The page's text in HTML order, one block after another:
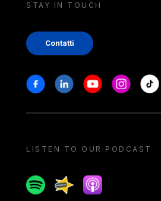
STAY IN TOUCH
Contatti
Stay in touch
FacebookLinkedinYoutubeInstagram
LISTEN TO OUR PODCAST
SpotifySpreakerApple podcast